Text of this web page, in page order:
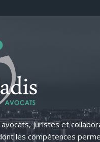
avocats, juristes et
les compétences